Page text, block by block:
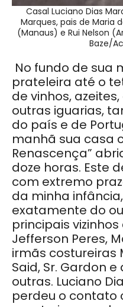
Casal Luciano Dias
Marques, pais de Maria
(Manaus) e Rui Nelson
Baze/
No fundo de sua
prateleira até o
de vinhos,
outras iguarias,
do país e de
manhã sua casa
Renascença”
doze horas. Este
com extremo
da minha
exatamente do
principais
Jefferson Peres,
irmãs costureiras
Said, Sr. Gardon
outras. Luciano
perdeu o contato